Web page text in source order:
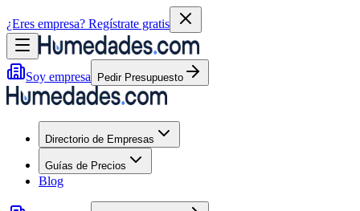
¿Eres empresa? Regístrate gratis
Soy empresa Pedir Presupuesto
Directorio de Empresas
Guías de Precios
Blog